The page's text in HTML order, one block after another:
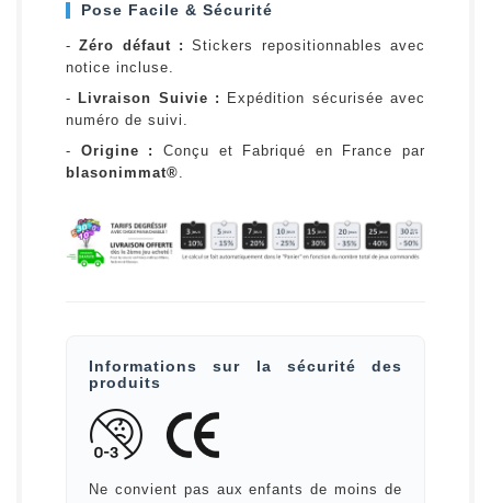
Pose Facile & Sécurité
-Zéro défaut : Stickers repositionnables avec
notice incluse.
- Livraison Suivie :
Expédition sécurisée avec
numéro de suivi.
- Origine :
Conçu et Fabriqué en France par
blasonimmat®.
Informations sur la sécurité des
produits
Ne convient pas aux enfants de moins de